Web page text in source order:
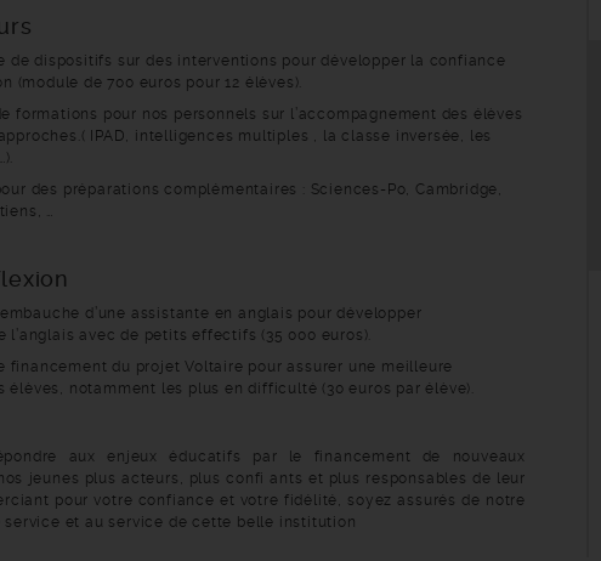
de dispositifs sur des interventions pour développer la confiance
(module de 700 euros pour 12 élèves).
formations pour nos personnels sur l’accompagnement des élèves
IPAD, intelligences multiples , la classe inversée, les
des préparations complémentaires : Sciences-Po, Cambridge,
…
d’une assistante en anglais pour développer
l’anglais avec de petits effectifs (35 000 euros).
financement du projet Voltaire pour assurer une meilleure
élèves, notamment les plus en difficulté (30 euros par élève).
aux enjeux éducatifs par le financement de nouveaux
jeunes plus acteurs, plus confi ants et plus responsables de leur
pour votre confiance et votre fidélité, soyez assurés de notre
service et au service de cette belle institution